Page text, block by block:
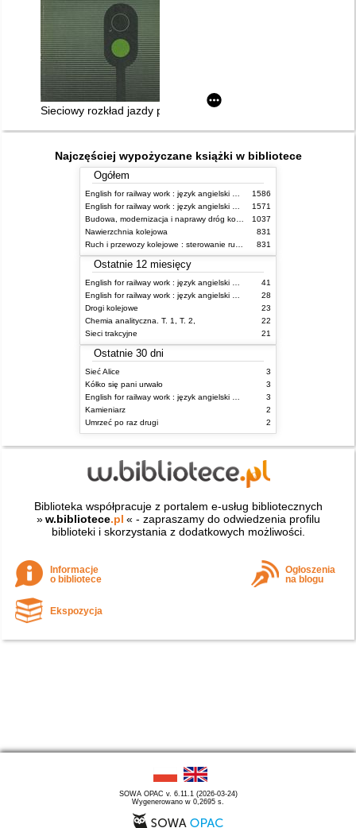
Sieciowy rozkład jazdy pociągów PKP ważny 23.V.1982 -
Najczęściej wypożyczane książki w bibliotece
Ogółem
English for railway work : język angielski dla kolejarzy - podręcznik dla początkujących
1586
English for railway work : język angielski dla kolejarzy - podręcznik dla zaawansowanych
1571
Budowa, modernizacja i naprawy dróg kolejowych
1037
Nawierzchnia kolejowa
831
Ruch i przewozy kolejowe : sterowanie ruchem
831
Ostatnie 12 miesięcy
English for railway work : język angielski dla kolejarzy - podręcznik dla zaawansowanych
41
English for railway work : język angielski dla kolejarzy - podręcznik dla początkujących
28
Drogi kolejowe
23
Chemia analityczna. T. 1, T. 2,
22
Sieci trakcyjne
21
Ostatnie 30 dni
Sieć Alice
3
Kółko się pani urwało
3
English for railway work : język angielski dla kolejarzy - podręcznik dla zaawansowanych
3
Kamieniarz
2
Umrzeć po raz drugi
2
Biblioteka współpracuje z portalem e-usług bibliotecznych
» w.bibliotece.pl « - zapraszamy do odwiedzenia profilu
biblioteki i skorzystania z dodatkowych możliwości.
Informacje
o bibliotece
Ogłoszenia
na blogu
Ekspozycja
SOWA OPAC v. 6.11.1 (2026-03-24)
Wygenerowano w 0,2695 s.